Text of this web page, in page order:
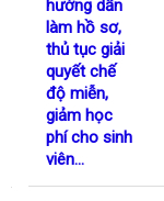
hướng dẫn
làm hồ sơ,
thủ tục giải
quyết chế
độ miễn,
giảm học
phí cho sinh
viên...